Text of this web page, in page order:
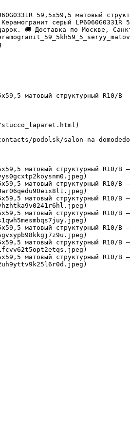
59,5х59,5 матовый
серый
🚚 Доставка по Москве,
матовый структурный R10/B
podolsk/salon-na-
матовый структурный R10/B
матовый структурный R10/B
матовый структурный R10/B
матовый структурный R10/B
матовый структурный R10/B
матовый структурный R10/B
матовый структурный R10/B